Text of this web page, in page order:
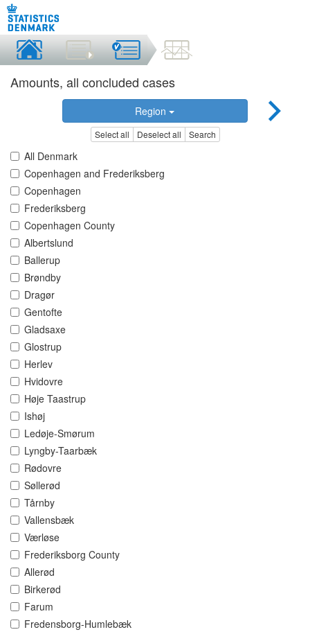
Amounts, all concluded cases
Region
Select all Deselect all Search
All Denmark
Copenhagen and Frederiksberg
Copenhagen
Frederiksberg
Copenhagen County
Albertslund
Ballerup
Brøndby
Dragør
Gentofte
Gladsaxe
Glostrup
Herlev
Hvidovre
Høje Taastrup
Ishøj
Ledøje-Smørum
Lyngby-Taarbæk
Rødovre
Søllerød
Tårnby
Vallensbæk
Værløse
Frederiksborg County
Allerød
Birkerød
Farum
Fredensborg-Humlebæk